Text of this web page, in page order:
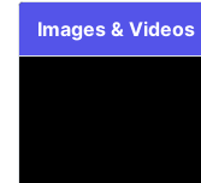
Images & Videos